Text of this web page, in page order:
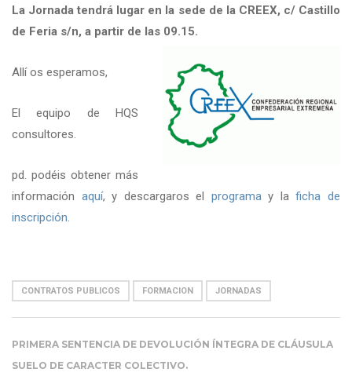
La Jornada tendrá lugar en la sede de la CREEX, c/ Castillo
de Feria s/n, a partir de las 09.15.
Allí os esperamos,
El equipo de HQS
consultores.
pd. podéis obtener más
información aquí, y descargaros el programay laficha de
inscripción.
CONTRATOS PUBLICOS FORMACION JORNADAS
PRIMERA SENTENCIA DE DEVOLUCIÓN ÍNTEGRA DE CLÁUSULA
SUELO DE CARACTER COLECTIVO.